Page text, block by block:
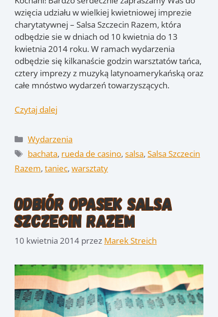
wzięcia udziału w wielkiej kwietniowej imprezie
charytatywnej – Salsa Szczecin Razem, która
odbędzie sie w dniach od 10 kwietnia do 13
kwietnia 2014 roku. W ramach wydarzenia
odbędzie się kilkanaście godzin warsztatów tańca,
cztery imprezy z muzyką latynoamerykańską oraz
całe mnóstwo wydarzeń towarzyszących.
Czytaj dalej
Kategorie
Wydarzenia
Tagi
bachata, rueda de casino,salsa,Salsa Szczecin
Razem, taniec, warsztaty
Odbiór opasek Salsa
Szczecin Razem
10 kwietnia 2014 przez Marek Streich